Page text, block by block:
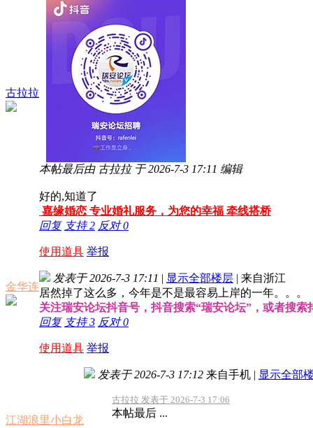
古拉拉
本帖最后由 古拉拉 于 2026-7-3 17:11 编辑
好的,知道了
嘉缘婚恋 专业婚礼服务，为您的幸福 牵线搭桥
回复 支持2 反对0
使用道具 举报
金华连
发表于 2026-7-3 17:11 | 显示全部楼层 | 来自浙江
居然掉了这么多，今年是不是最容易上岸的一年。。。
关注瑞安论坛抖音号，抖音搜索“瑞安论坛”，或者搜索
回复 支持3 反对0
使用道具 举报
江湖浪里小白龙
发表于 2026-7-3 17:12 来自手机 | 显示全部
古拉拉 发表于 2026-7-3 17:06
本帖最后 ...